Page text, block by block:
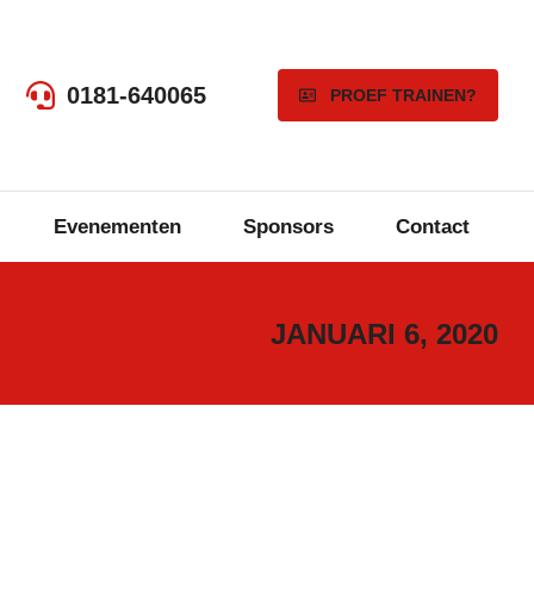
0181-640065 PROEF TRAINEN?
Evenementen Sponsors Contact
JANUARI 6, 2020